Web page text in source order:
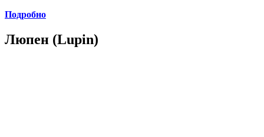
Подробно
Люпен (Lupin)